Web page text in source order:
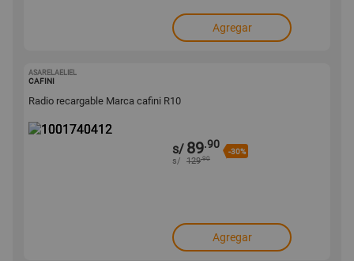
Agregar
ASARELAELIEL
CAFINI
Radio recargable Marca cafini R10
s/ 89.90
-30%
s/ 129.90
Agregar